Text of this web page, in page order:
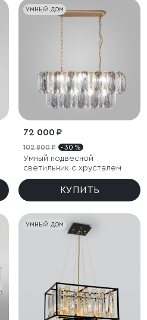
УМНЫЙ ДОМ
72 000 ₽
102 800 ₽ - 30 %
Умный подвесной
светильник с хрусталем
КУПИТЬ
УМНЫЙ ДОМ